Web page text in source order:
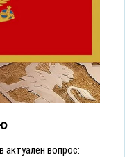
актуален вопрос: